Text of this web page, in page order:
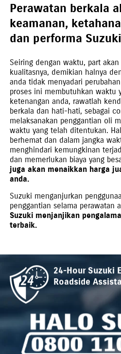
Perawatan berkala
keamanan,
dan performa
Seiring dengan waktu, part
kualitasnya, demikian halnya
anda tidak menyadari
proses ini membutuhkan waktu
ketenangan anda, rawatlah
berkala dan hati-hati, sebagai
melaksanakan penggantian oli
waktu yang telah ditentukan.
berhemat dan dalam jangka
menghindari kemungkinan
dan memerlukan biaya yang
juga akan menaikkan harga
anda.
Suzuki menganjurkan
penggantian selama perawatan
Suzuki menjanjikan
terbaik.
24-Hour Suzuki
Roadside